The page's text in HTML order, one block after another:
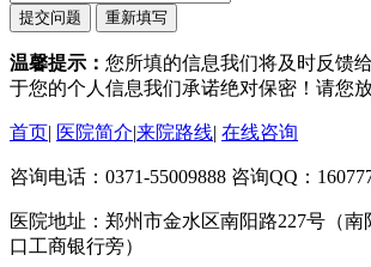
温馨提示： 您所填的信息我们将及时反馈
于您的个人信息我们承诺绝对保密！请您放
首页| 医院简介|来院路线| 在线咨询
咨询电话：0371-55009888 咨询QQ：
医院地址：郑州市金水区南阳路227号（南
口工商银行旁）